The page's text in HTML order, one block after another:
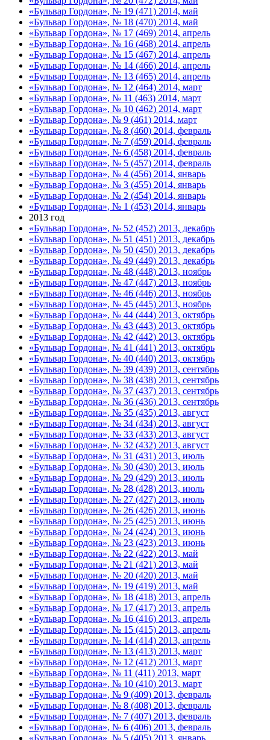
«Бульвар Гордона», № 19 (471) 2014, май
«Бульвар Гордона», № 18 (470) 2014, май
«Бульвар Гордона», № 17 (469) 2014, апрель
«Бульвар Гордона», № 16 (468) 2014, апрель
«Бульвар Гордона», № 15 (467) 2014, апрель
«Бульвар Гордона», № 14 (466) 2014, апрель
«Бульвар Гордона», № 13 (465) 2014, апрель
«Бульвар Гордона», № 12 (464) 2014, март
«Бульвар Гордона», № 11 (463) 2014, март
«Бульвар Гордона», № 10 (462) 2014, март
«Бульвар Гордона», № 9 (461) 2014, март
«Бульвар Гордона», № 8 (460) 2014, февраль
«Бульвар Гордона», № 7 (459) 2014, февраль
«Бульвар Гордона», № 6 (458) 2014, февраль
«Бульвар Гордона», № 5 (457) 2014, февраль
«Бульвар Гордона», № 4 (456) 2014, январь
«Бульвар Гордона», № 3 (455) 2014, январь
«Бульвар Гордона», № 2 (454) 2014, январь
«Бульвар Гордона», № 1 (453) 2014, январь
2013 год
«Бульвар Гордона», № 52 (452) 2013, декабрь
«Бульвар Гордона», № 51 (451) 2013, декабрь
«Бульвар Гордона», № 50 (450) 2013, декабрь
«Бульвар Гордона», № 49 (449) 2013, декабрь
«Бульвар Гордона», № 48 (448) 2013, ноябрь
«Бульвар Гордона», № 47 (447) 2013, ноябрь
«Бульвар Гордона», № 46 (446) 2013, ноябрь
«Бульвар Гордона», № 45 (445) 2013, ноябрь
«Бульвар Гордона», № 44 (444) 2013, октябрь
«Бульвар Гордона», № 43 (443) 2013, октябрь
«Бульвар Гордона», № 42 (442) 2013, октябрь
«Бульвар Гордона», № 41 (441) 2013, октябрь
«Бульвар Гордона», № 40 (440) 2013, октябрь
«Бульвар Гордона», № 39 (439) 2013, сентябрь
«Бульвар Гордона», № 38 (438) 2013, сентябрь
«Бульвар Гордона», № 37 (437) 2013, сентябрь
«Бульвар Гордона», № 36 (436) 2013, сентябрь
«Бульвар Гордона», № 35 (435) 2013, август
«Бульвар Гордона», № 34 (434) 2013, август
«Бульвар Гордона», № 33 (433) 2013, август
«Бульвар Гордона», № 32 (432) 2013, август
«Бульвар Гордона», № 31 (431) 2013, июль
«Бульвар Гордона», № 30 (430) 2013, июль
«Бульвар Гордона», № 29 (429) 2013, июль
«Бульвар Гордона», № 28 (428) 2013, июль
«Бульвар Гордона», № 27 (427) 2013, июль
«Бульвар Гордона», № 26 (426) 2013, июнь
«Бульвар Гордона», № 25 (425) 2013, июнь
«Бульвар Гордона», № 24 (424) 2013, июнь
«Бульвар Гордона», № 23 (423) 2013, июнь
«Бульвар Гордона», № 22 (422) 2013, май
«Бульвар Гордона», № 21 (421) 2013, май
«Бульвар Гордона», № 20 (420) 2013, май
«Бульвар Гордона», № 19 (419) 2013, май
«Бульвар Гордона», № 18 (418) 2013, апрель
«Бульвар Гордона», № 17 (417) 2013, апрель
«Бульвар Гордона», № 16 (416) 2013, апрель
«Бульвар Гордона», № 15 (415) 2013, апрель
«Бульвар Гордона», № 14 (414) 2013, апрель
«Бульвар Гордона», № 13 (413) 2013, март
«Бульвар Гордона», № 12 (412) 2013, март
«Бульвар Гордона», № 11 (411) 2013, март
«Бульвар Гордона», № 10 (410) 2013, март
«Бульвар Гордона», № 9 (409) 2013, февраль
«Бульвар Гордона», № 8 (408) 2013, февраль
«Бульвар Гордона», № 7 (407) 2013, февраль
«Бульвар Гордона», № 6 (406) 2013, февраль
«Бульвар Гордона», № 5 (405) 2013, январь